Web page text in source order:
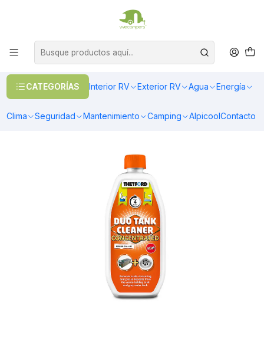
CATEGORÍAS Interior RV Exterior RV Agua Energía
Clima Seguridad Mantenimiento Camping AlpicoolContacto
OFERTAS EN CALEFACCIÓN DIESEL
Limpiador de estanques Duo Tank Cleaner Concentrado Thetford
800 ml